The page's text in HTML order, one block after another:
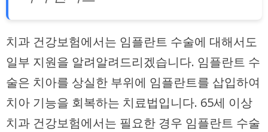
치과 건강보험에서는 임플란트 수술에 대해서도
일부 지원을 알려알려드리겠습니다. 임플란트 수
술은 치아를 상실한 부위에 임플란트를 삽입하여
치아 기능을 회복하는 치료법입니다. 65세 이상
치과 건강보험에서는 필요한 경우 임플란트 수술